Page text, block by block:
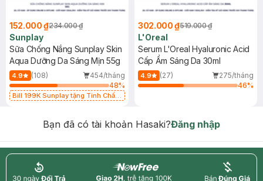
152.000 ₫234.000 ₫
Sunplay
Sữa Chống Nắng Sunplay Skin
Aqua Dưỡng Da Sáng Mịn 55g
4.9 (108)
454/tháng
48%
Bill 199K Sunplay tặng Tinh Chất
302.000 ₫519.000 ₫
L'Oreal
Serum L'Oreal Hyaluronic Acid
Cấp Ẩm Sáng Da 30ml
4.9 (27)
275/tháng
46%
Bạn đã có tài khoản Hasaki?Đăng nhập